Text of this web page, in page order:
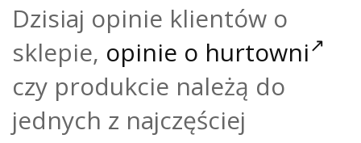
Dzisiaj opinie klientów o
sklepie, opinie o hurtowni
czy produkcie należą do
jednych z najczęściej